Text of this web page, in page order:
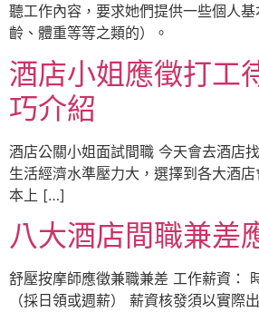
聽工作內容，要求她們提供一些個人
齡、體重等等之類的）。
酒店小姐應徵打工
巧介紹
酒店公關小姐面試間職 今天會去酒店
生活經濟水準壓力大，選擇到各大酒
本上 […]
八大酒店間職兼差
舒壓按摩師應徵兼職兼差 工作薪資：
（採日領或週薪） 薪資核發須以實際